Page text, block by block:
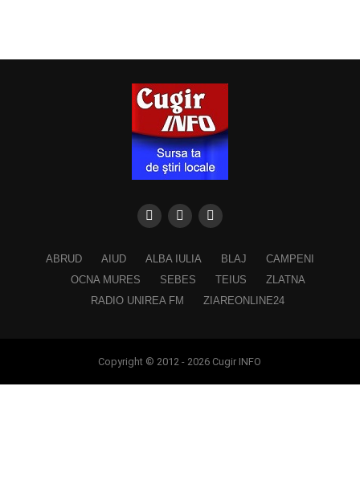
ABRUD AIUD ALBA IULIA BLAJ
CAMPENI
OCNA MURES
SEBES TEIUS
ZLATNA
RADIO UNIREA FM
ZIAREONLINE24
Copyright © 2012 - 2026 Cugir INFO